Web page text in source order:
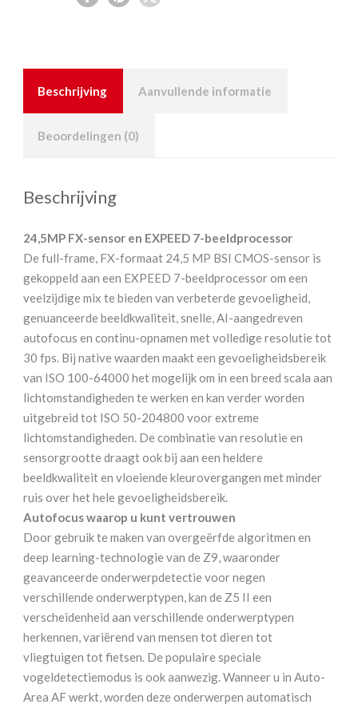
Beschrijving Aanvullende informatie
Beoordelingen (0)
Beschrijving
24,5MP FX-sensor en EXPEED 7-beeldprocessor
De full-frame, FX-formaat 24,5 MP BSI CMOS-sensor is
gekoppeld aan een EXPEED 7-beeldprocessor om een
veelzijdige mix te bieden van verbeterde gevoeligheid,
genuanceerde beeldkwaliteit, snelle, AI-aangedreven
autofocus en continu-opnamen met volledige resolutie tot
30 fps. Bij native waarden maakt een gevoeligheidsbereik
van ISO 100-64000 het mogelijk om in een breed scala aan
lichtomstandigheden te werken en kan verder worden
uitgebreid tot ISO 50-204800 voor extreme
lichtomstandigheden. De combinatie van resolutie en
sensorgrootte draagt ook bij aan een heldere
beeldkwaliteit en vloeiende kleurovergangen met minder
ruis over het hele gevoeligheidsbereik.
Autofocus waarop u kunt vertrouwen
Door gebruik te maken van overgeërfde algoritmen en
deep learning-technologie van de Z9, waaronder
geavanceerde onderwerpdetectie voor negen
verschillende onderwerptypen, kan de Z5 II een
verscheidenheid aan verschillende onderwerptypen
herkennen, variërend van mensen tot dieren tot
vliegtuigen tot fietsen. De populaire speciale
vogeldetectiemodus is ook aanwezig. Wanneer u in Auto-
Area AF werkt, worden deze onderwerpen automatisch